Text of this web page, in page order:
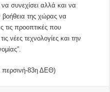
συνεχίσει αλλά και να
βοήθεια της χώρας να
τις προοπτικές που
νέες τεχνολογίες και την
περσινή-83η ΔΕΘ)